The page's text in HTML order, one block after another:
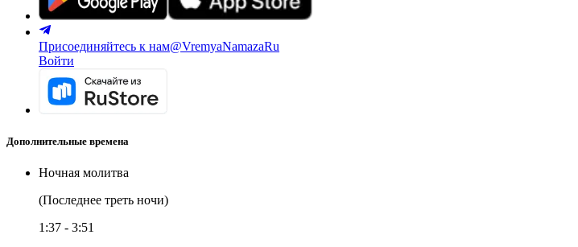
Присоединяйтесь к нам@VremyaNamazaRu
Войти
Дополнительные времена
Ночная молитва
(Последнее треть ночи)
1:37 - 3:51